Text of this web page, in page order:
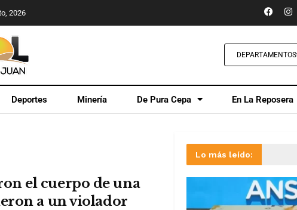
2026
DEPARTAMENTOS
Deportes Minería De Pura Cepa En La Reposera
el cuerpo de una
a un violador
Lo más leído: